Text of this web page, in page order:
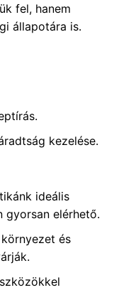
fel, hanem
állapotára is.
kezelése.
ideális
gyorsan elérhető.
és